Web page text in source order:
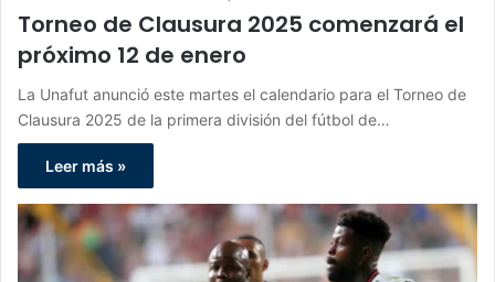
Torneo de Clausura 2025 comenzará el
próximo 12 de enero
La Unafut anunció este martes el calendario para el Torneo de
Clausura 2025 de la primera división del fútbol de…
Leer más »